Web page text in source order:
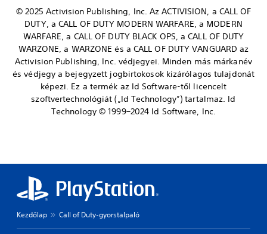
© 2025 Activision Publishing, Inc. Az ACTIVISION, a CALL OF
DUTY, a CALL OF DUTY MODERN WARFARE, a MODERN
WARFARE, a CALL OF DUTY BLACK OPS, a CALL OF DUTY
WARZONE, a WARZONE és a CALL OF DUTY VANGUARD az
Activision Publishing, Inc. védjegyei. Minden más márkanév
és védjegy a bejegyzett jogbirtokosok kizárólagos tulajdonát
képezi. Ez a termék az Id Software-től licencelt
szoftvertechnológiát („Id Technology”) tartalmaz. Id
Technology © 1999–2024 Id Software, Inc.
Kezdőlap Call of Duty-gyorstalpaló